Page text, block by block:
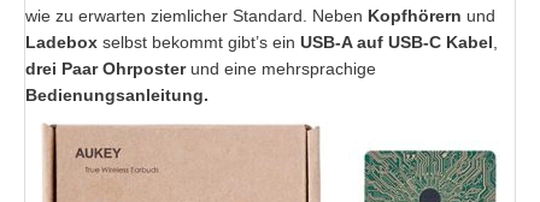
wie zu erwarten ziemlicher Standard. Neben Kopfhörern und
Ladebox selbst bekommt gibt’s ein USB-A auf USB-C Kabel
drei Paar Ohrposterund eine mehrsprachige
Bedienungsanleitung.